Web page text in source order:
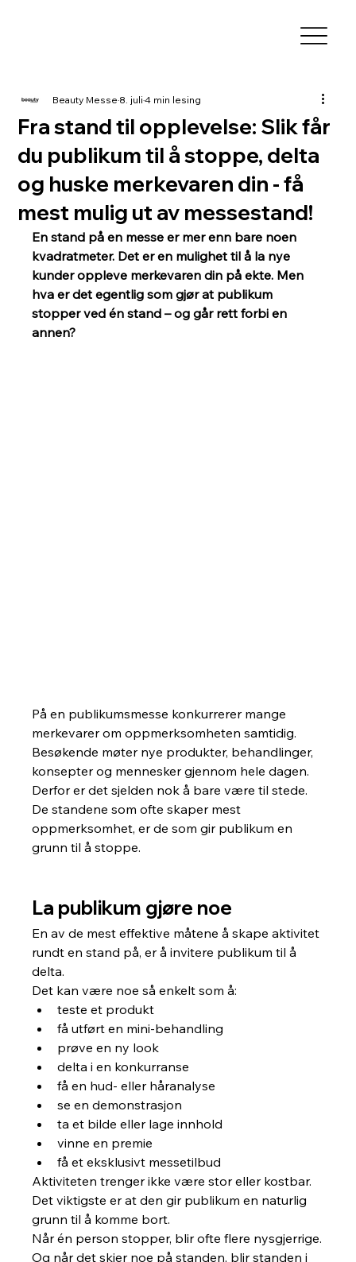
Fra stand til opplevelse: Slik får
du publikum til å stoppe, delta
og huske merkevaren din - få
mest mulig ut av messestand!
Beauty Messe8. juli4 min lesing
En stand på en messe er mer enn bare noen
kvadratmeter. Det er en mulighet til å la nye
kunder oppleve merkevaren din på ekte. Men
hva er det egentlig som gjør at publikum
stopper ved én stand – og går rett forbi en
annen?
På en publikumsmesse konkurrerer mange
merkevarer om oppmerksomheten samtidig.
Besøkende møter nye produkter, behandlinger,
konsepter og mennesker gjennom hele dagen.
Derfor er det sjelden nok å bare være til stede.
De standene som ofte skaper mest
oppmerksomhet, er de som gir publikum en
grunn til å stoppe.
La publikum gjøre noe
En av de mest effektive måtene å skape aktivitet
rundt en stand på, er å invitere publikum til å
delta.
Det kan være noe så enkelt som å:
teste et produkt
få utført en mini-behandling
prøve en ny look
delta i en konkurranse
få en hud- eller håranalyse
se en demonstrasjon
ta et bilde eller lage innhold
vinne en premie
få et eksklusivt messetilbud
Aktiviteten trenger ikke være stor eller kostbar.
Det viktigste er at den gir publikum en naturlig
grunn til å komme bort.
Når én person stopper, blir ofte flere nysgjerrige.
Og når det skjer noe på standen, blir standen i